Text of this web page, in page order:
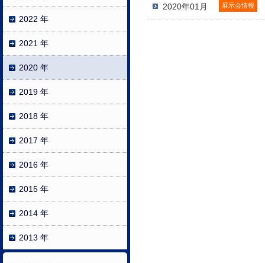
2022 年
2021 年
2020 年
2019 年
2018 年
2017 年
2016 年
2015 年
2014 年
2013 年
2020年01月 展示会情報